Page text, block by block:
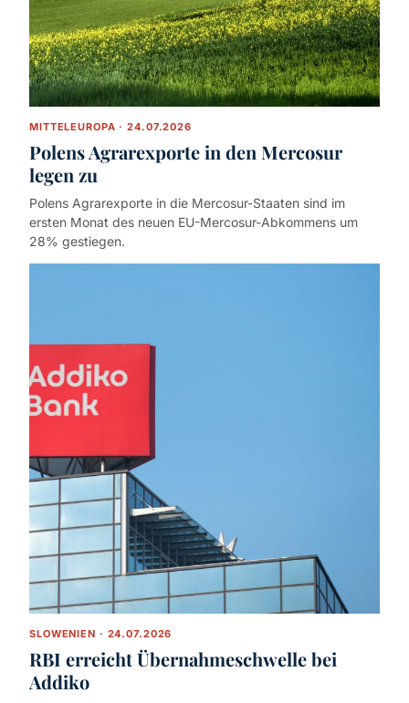
MITTELEUROPA · 24.07.2026
Polens Agrarexporte in den Mercosur
legen zu
Polens Agrarexporte in die Mercosur-Staaten sind im
ersten Monat des neuen EU-Mercosur-Abkommens um
28% gestiegen.
SLOWENIEN · 24.07.2026
RBI erreicht Übernahmeschwelle bei
Addiko